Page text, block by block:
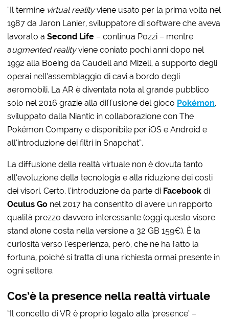
“Il termine virtual realityviene usato per la prima volta nel
1987 da Jaron Lanier, sviluppatore di software che aveva
lavorato aSecond Life – continua Pozzi – mentre
augmented realityviene coniato pochi anni dopo nel
1992 alla Boeing da Caudell and Mizell, a supporto degli
operai nell’assemblaggio di cavi a bordo degli
aeromobili. La AR è diventata nota al grande pubblico
solo nel 2016 grazie alla diffusione del gioco Pokémon,
sviluppato dalla Niantic in collaborazione con The
Pokémon Company e disponibile per iOS e Android e
all’introduzione dei filtri in Snapchat”.
La diffusione della realtà virtuale non è dovuta tanto
all’evoluzione della tecnologia e alla riduzione dei costi
dei visori. Certo, l’introduzione da parte di Facebookdi
Oculus Go nel 2017 ha consentito di avere un rapporto
qualità prezzo davvero interessante (oggi questo visore
stand alone costa nella versione a 32 GB 159€). È la
curiosità verso l’esperienza, però, che ne ha fatto la
fortuna, poiché si tratta di una richiesta ormai presente in
ogni settore.
Cos’è la presence nella realtà virtuale
“Il concetto di VR è proprio legato alla ‘presence’ –